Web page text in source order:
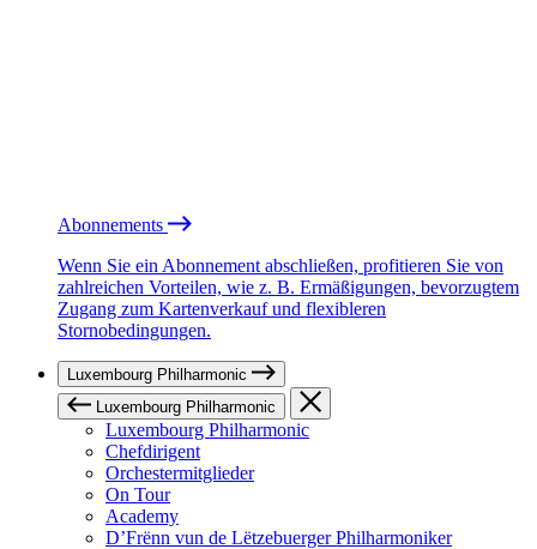
Abonnements
Wenn Sie ein Abonnement abschließen, profitieren Sie von
zahlreichen Vorteilen, wie z. B. Ermäßigungen, bevorzugtem
Zugang zum Kartenverkauf und flexibleren
Stornobedingungen.
Luxembourg Philharmonic
Luxembourg Philharmonic
Luxembourg Philharmonic
Chefdirigent
Orchestermitglieder
On Tour
Academy
D’Frënn vun de Lëtzebuerger Philharmoniker